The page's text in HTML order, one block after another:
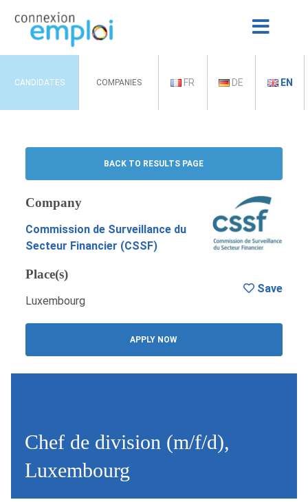
CANDIDATES COMPANIES FR DE EN
BACK TO RESULTS PAGE
Company
Commission de Surveillance du
Secteur Financier (CSSF)
Place(s)
Luxembourg
APPLY NOW
Save
Chef de division (m/f/d),
Luxembourg